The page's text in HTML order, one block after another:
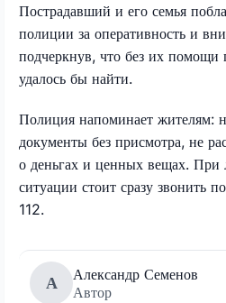
Пострадавший и его семья
полиции за оперативность и
подчеркнув, что без их помощи
удалось бы найти.
Полиция напоминает жителям:
документы без присмотра, не
о деньгах и ценных вещах. При
ситуации стоит сразу звонить
112.
А
Александр Семенов
Автор